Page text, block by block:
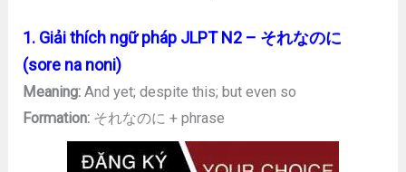
1. Giải thích ngữ pháp JLPT N2 – それなのに
(sore na noni)
Meaning: And yet; despite this; but even so
Formation: それなのに + phrase